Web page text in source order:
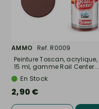
AMMO
Ref. R0009
Peinture Toscan, acrylique,
15 ml, gamme Rail Center...
En Stock
2,90 €